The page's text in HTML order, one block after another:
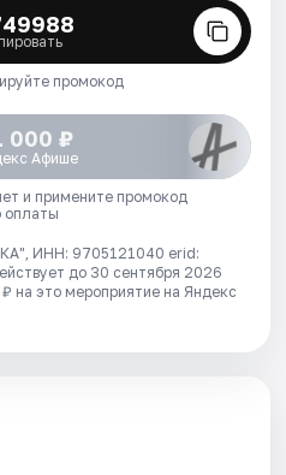
промокод
000 ₽
Афише
и примените промокод
оплаты
ИНН: 9705121040 erid:
до 30 сентября 2026
на это мероприятие на Яндекс